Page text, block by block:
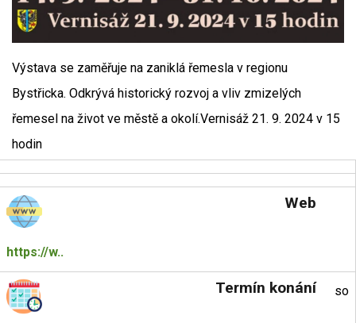
Výstava se zaměřuje na zaniklá řemesla v regionu
Bystřicka. Odkrývá historický rozvoj a vliv zmizelých
řemesel na život ve městě a okolí.Vernisáž 21. 9. 2024 v 15
hodin
Web
https://w..
Termín konání so